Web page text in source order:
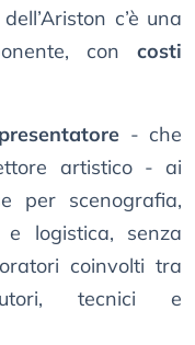
c’è una
con costi
- che
artistico - ai
per scenografia,
e logistica, senza
coinvolti tra
tecnici e